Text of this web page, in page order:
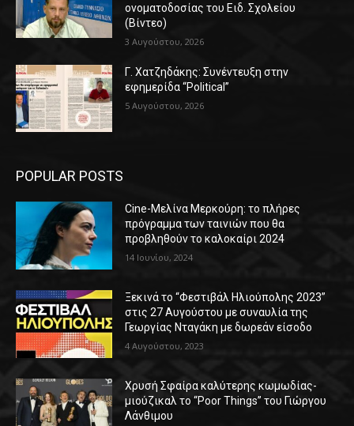
ονοματοδοσίας του Ειδ. Σχολείου
(Βίντεο)
3 Αυγούστου, 2026
Γ. Χατζηδάκης: Συνέντευξη στην
εφημερίδα “Political”
5 Αυγούστου, 2026
POPULAR POSTS
Cine-Μελίνα Μερκούρη: το πλήρες
πρόγραμμα των ταινιών που θα
προβληθούν το καλοκαίρι 2024
14 Ιουνίου, 2024
Ξεκινά το “Φεστιβάλ Ηλιούπολης 2023”
στις 27 Αυγούστου με συναυλία της
Γεωργίας Νταγάκη με δωρεάν είσοδο
4 Αυγούστου, 2023
Χρυσή Σφαίρα καλύτερης κωμωδίας-
μιούζικαλ το “Poor Things” του Γιώργου
Λάνθιμου